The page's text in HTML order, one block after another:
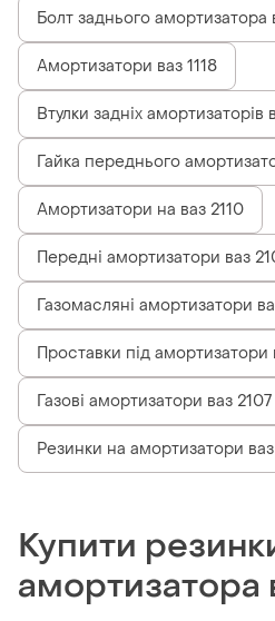
Болт заднього амортизатора
Амортизатори ваз 1118
Втулки задніх амортизаторів
Гайка переднього
Амортизатори на ваз 2110
Передні амортизатори ваз
Газомасляні амортизатори
Проставки під амортизатори
Газові амортизатори ваз 2107
Резинки на амортизатори ваз
Купити
амортизатора